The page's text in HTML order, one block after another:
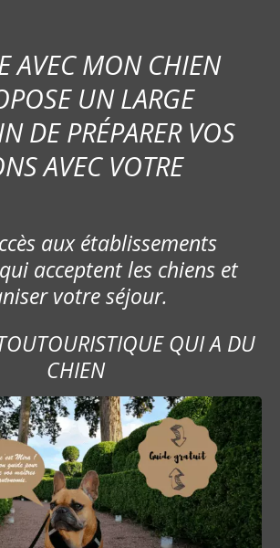
AVEC MON CHIEN
UN LARGE
DE PRÉPARER VOS
AVEC VOTRE
aux établissements
acceptent les chiens et
votre séjour.
QUI A DU
CHIEN